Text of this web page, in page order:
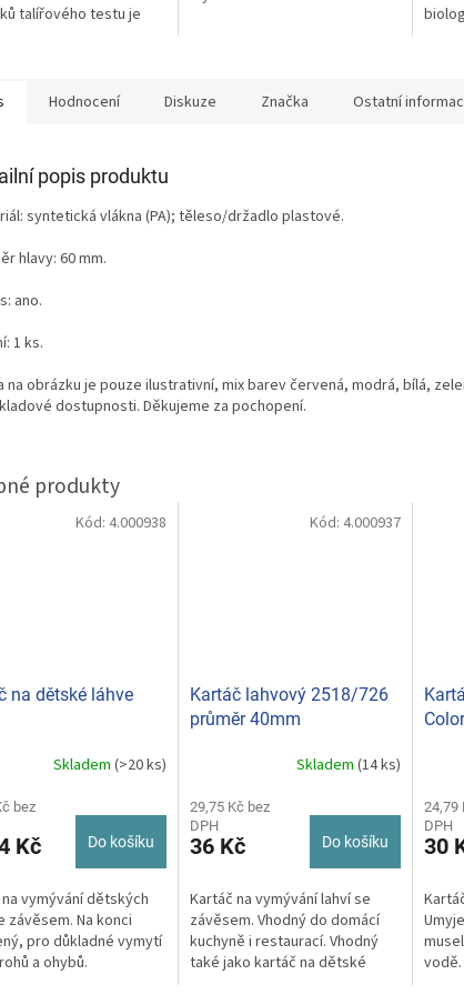
talířového testu je
Hodnocení Diskuze Značka Ostatní
popis produktu
syntetická vlákna (PA); těleso/držadlo plastové.
hlavy: 60 mm.
ano.
1 ks.
na obrázku je pouze ilustrativní, mix barev červená, modrá, bílá,
dostupnosti. Děkujeme za pochopení.
na dětské láhve
Skladem (>20 ks)
bez
Kč Do košíku
vymývání dětských
závěsem. Na konci
pro důkladné vymytí
a ohybů.
Kód: 4.000938
Kartáč lahvový 2518/726
průměr 40mm
Skladem (14 ks)
29,75 Kč bez
DPH
36 Kč Do košíku
Kartáč na vymývání lahví se
závěsem. Vhodný do domácí
kuchyně i restaurací. Vhodný
také jako kartáč na dětské
Kód: 4.000937
Color
24,79
DPH
30
vodě.